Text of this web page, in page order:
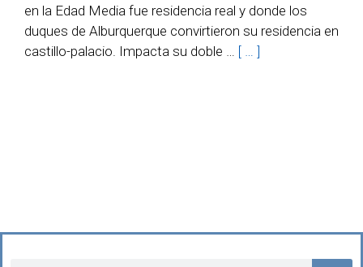
en la Edad Media fue residencia real y donde los
duques de Alburquerque convirtieron su residencia en
castillo-palacio. Impacta su doble … [ … ]